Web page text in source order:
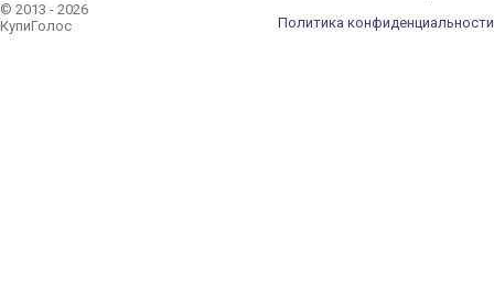
© 2013 - 2026
КупиГолос
Политика конфиденциальности